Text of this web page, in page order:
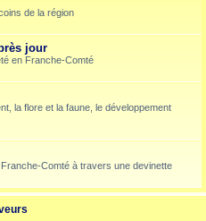
de la région
jour
en Franche-Comté
la flore et la faune, le développement
Comté à travers une devinette